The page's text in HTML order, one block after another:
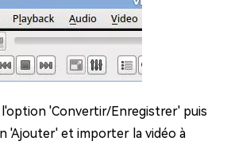
l'option 'Convertir/Enregistrer' puis
'Ajouter' et importer la vidéo à